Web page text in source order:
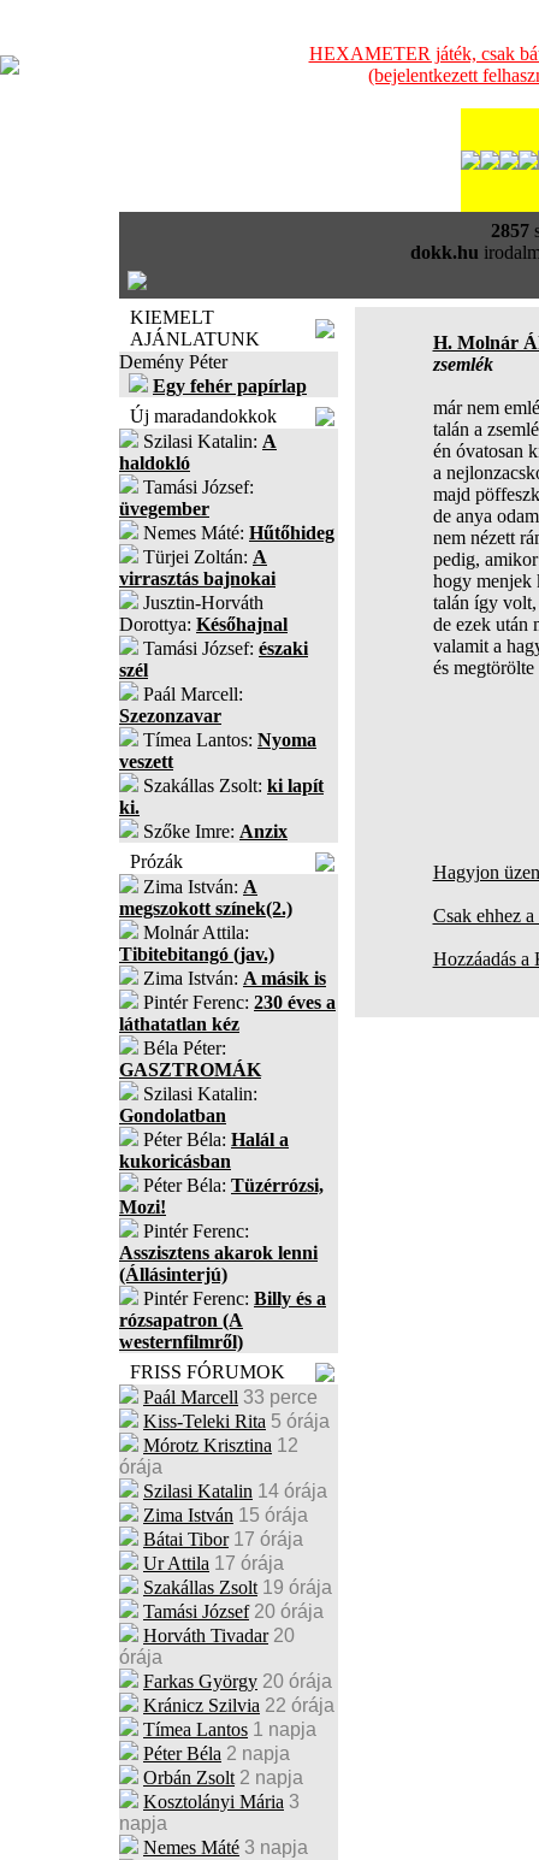
HEXAMETER játék, csak
(bejelentkezett
2857
dokk.hu
KIEMELT
AJÁNLATUNK
Demény Péter
Egy fehér papírlap
Új maradandokkok
Szilasi Katalin: A
haldokló
Tamási József:
üvegember
Nemes Máté: Hűtőhideg
Türjei Zoltán: A
virrasztás bajnokai
Jusztin-Horváth
Dorottya: Későhajnal
Tamási József: északi
szél
Paál Marcell:
Szezonzavar
Tímea Lantos: Nyoma
veszett
Szakállas Zsolt: ki lapít
ki.
Szőke Imre: Anzix
Prózák
Zima István: A
megszokott színek(2.)
Molnár Attila:
Tibitebitangó (jav.)
Zima István: A másik is
Pintér Ferenc: 230 éves a
láthatatlan kéz
Béla Péter:
GASZTROMÁK
Szilasi Katalin:
Gondolatban
Péter Béla: Halál a
kukoricásban
Péter Béla: Tüzérrózsi,
Mozi!
Pintér Ferenc:
Asszisztens akarok lenni
(Állásinterjú)
Pintér Ferenc: Billy és a
rózsapatron (A
westernfilmről)
FRISS FÓRUMOK
Paál Marcell 33 perce
Kiss-Teleki Rita 5 órája
Mórotz Krisztina 12
órája
Szilasi Katalin 14 órája
Zima István 15 órája
Bátai Tibor 17 órája
Ur Attila 17 órája
Szakállas Zsolt 19 órája
Tamási József 20 órája
Horváth Tivadar 20
órája
Farkas György 20 órája
Kránicz Szilvia 22 órája
Tímea Lantos 1 napja
Péter Béla 2 napja
Orbán Zsolt 2 napja
Kosztolányi Mária 3
napja
Nemes Máté 3 napja
H. Molnár
zsemlék
már nem
talán a
én óvatosan
a
majd
de anya
nem nézett
pedig,
hogy
talán így
de ezek után
valamit a
és megtörölte
Hagyjon
Csak ehhez
Hozzáadás